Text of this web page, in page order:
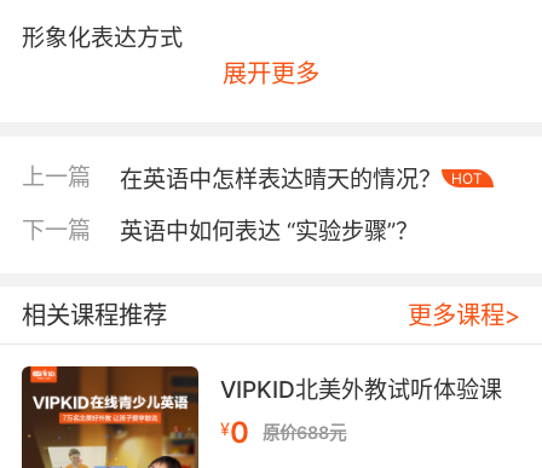
形象化表达方式
除了基础词汇，英语中还常用一些形象化的表达
染严重时出现的浓重雾霾，其颜色如同豌豆汤一
般，既生动又富有画面感。此外，“haze”一词虽
常指轻雾或薄霭，但在某些语境下也可用于描述
“smog”程度时。通过运用这些形象化表达，学习
者不仅能更准确地描述天气现象，还能提升语言
的生动性和趣味性。
文化语境差异
展开更多
上一篇 在英语中怎样表达晴天的情况？ HOT
下一篇 英语中如何表达 “实验步骤”？
相关课程推荐 更多课程>
VIPKID北美外教试听体验课
¥0 原价688元